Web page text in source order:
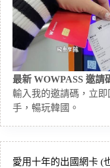
最新 WOWPASS 邀請
輸入我的邀請碼，立即
手，暢玩韓國。
愛用十年的出國網卡 (